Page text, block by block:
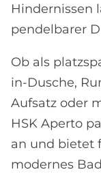
Hindernissen
pendelbarer
Ob als
in-Dusche,
Aufsatz oder
HSK Aperto
an und bietet
modernes